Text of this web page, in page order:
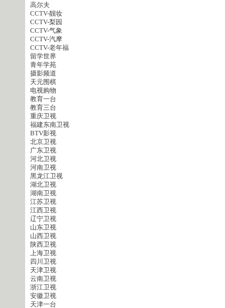
高尔夫
CCTV-靓妆
CCTV-梨园
CCTV-气象
CCTV-汽摩
CCTV-老年福
留学世界
青年学苑
摄影频道
天元围棋
电视购物
教育一台
教育三台
重庆卫视
福建东南卫视
BTV影视
北京卫视
广东卫视
河北卫视
河南卫视
黑龙江卫视
湖北卫视
湖南卫视
江苏卫视
江西卫视
辽宁卫视
山东卫视
山西卫视
陕西卫视
上海卫视
四川卫视
天津卫视
云南卫视
浙江卫视
安徽卫视
天津一台